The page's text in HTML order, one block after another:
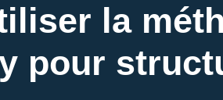
la
pour